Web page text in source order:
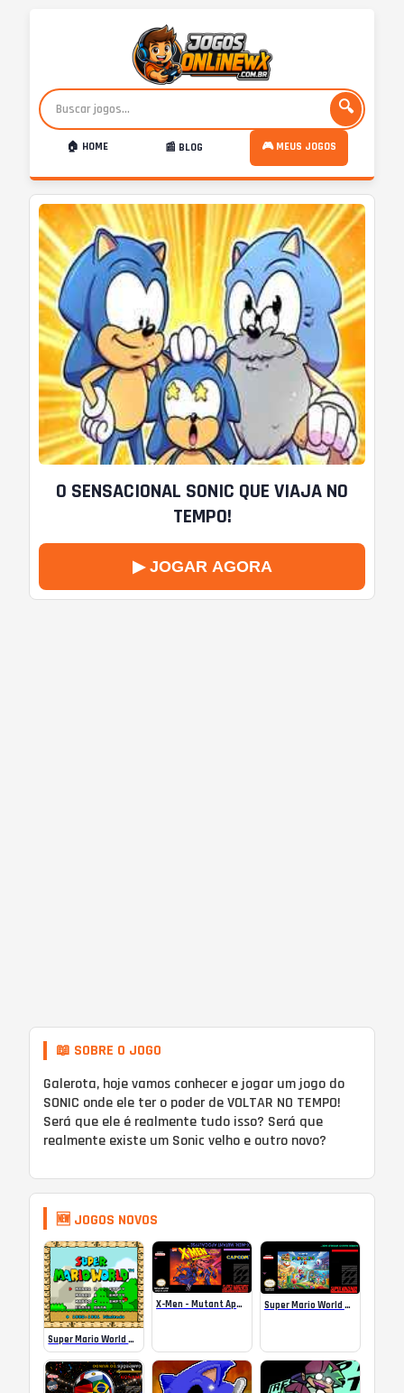
🔍
🏠 HOME 📰 BLOG 🎮 MEUS JOGOS
O SENSACIONAL SONIC QUE VIAJA NO
TEMPO!
▶ JOGAR AGORA
📖 SOBRE O JOGO
Galerota, hoje vamos conhecer e jogar um jogo do
SONIC onde ele ter o poder de VOLTAR NO TEMPO!
Será que ele é realmente tudo isso? Será que
realmente existe um Sonic velho e outro novo?
🆕 JOGOS NOVOS
Super Mario World SA-1 Online
X-Men – Mutant Apocalypse Rebalanced Online Super Mario World Mix Online